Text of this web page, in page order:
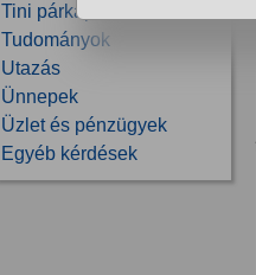
Tini párkapcsolatok
Tudományok
Utazás
Ünnepek
Üzlet és pénzügyek
Egyéb kérdések